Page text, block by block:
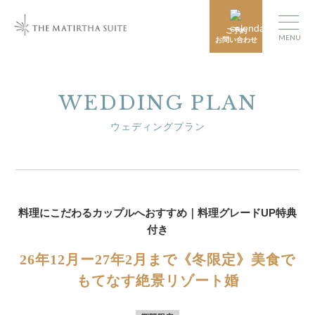
ご予約
お問い合わせ
MENU
WEDDING PLAN
ウェディングプラン
料理にこだわるカップルへおすすめ｜料理グレードUP特典
付き
26年12月ー27年2月まで《冬限定》美食で
もてなす絶景リゾート婚